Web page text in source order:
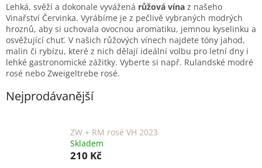
Lehká, svěží a dokonale vyvážená růžová vína z našeho
Vinařství Červinka. Vyrábíme je z pečlivě vybraných modrých
hroznů, aby si uchovala ovocnou aromatiku, jemnou kyselinku a
osvěžující chuť. V našich růžových vínech najdete tóny jahod,
malin či rybízu, které z nich dělají ideální volbu pro letní dny i
lehké gastronomické zážitky. Vyberte si např. Rulandské modré
rosé nebo Zweigeltrebe rosé.
Nejprodávanější
ZW + RM rosé VH 2023
Skladem
210 Kč